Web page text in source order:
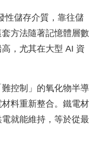
性儲存介質，靠往儲
方法隨著記憶體層數
，尤其在大型 AI 資
控制」的氧化物半導
料重新整合。鐵電材
就能維持，等於從最